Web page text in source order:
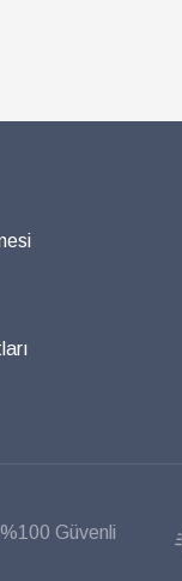
Güvenli